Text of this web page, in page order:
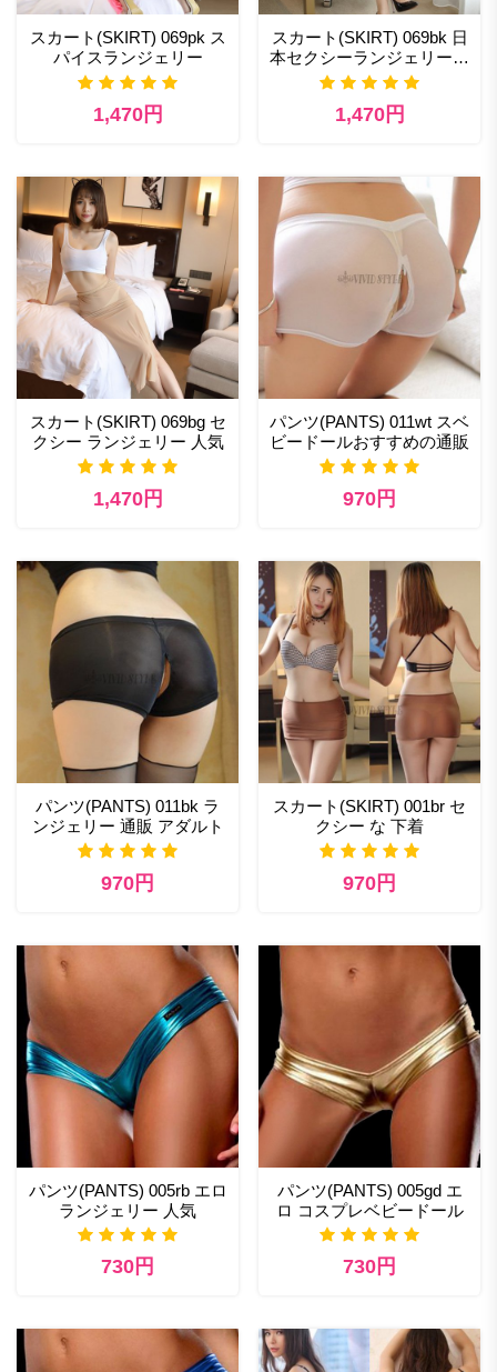
スカート(SKIRT) 069pk ス
パイスランジェリー
1,470円
スカート(SKIRT) 069bk 日
本セクシーランジェリーの
販売
1,470円
スカート(SKIRT) 069bg セ
クシー ランジェリー 人気
1,470円
パンツ(PANTS) 011wt スベ
ビードールおすすめの通販
970円
パンツ(PANTS) 011bk ラ
ンジェリー 通販 アダルト
970円
スカート(SKIRT) 001br セ
クシー な 下着
970円
パンツ(PANTS) 005rb エロ
ランジェリー 人気
730円
パンツ(PANTS) 005gd エ
ロ コスプレベビードール
730円